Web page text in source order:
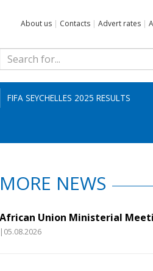
About us | Contacts | Advert rates |
FIFA SEYCHELLES 2025 RESULTS
MORE NEWS
African Union Ministerial
|05.08.2026